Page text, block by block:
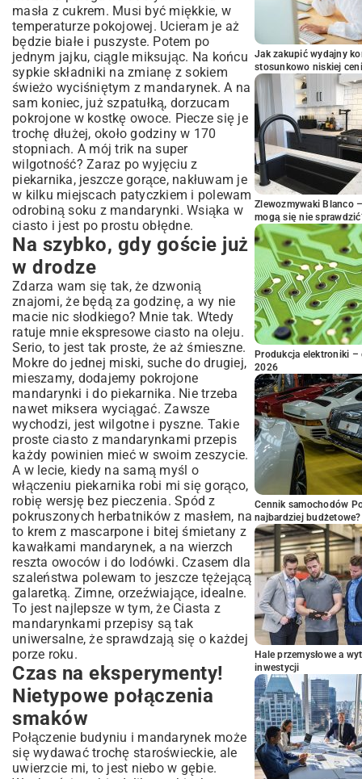
masła z cukrem. Musi być miękkie, w
temperaturze pokojowej. Ucieram je aż
będzie białe i puszyste. Potem po
jednym jajku, ciągle miksując. Na końcu
sypkie składniki na zmianę z sokiem
świeżo wyciśniętym z mandarynek. A na
sam koniec, już szpatułką, dorzucam
pokrojone w kostkę owoce. Piecze się je
trochę dłużej, około godziny w 170
stopniach. A mój trik na super
wilgotność? Zaraz po wyjęciu z
piekarnika, jeszcze gorące, nakłuwam je
w kilku miejscach patyczkiem i polewam
odrobiną soku z mandarynki. Wsiąka w
ciasto i jest po prostu obłędne.
Na szybko, gdy goście już
w drodze
Zdarza wam się tak, że dzwonią
znajomi, że będą za godzinę, a wy nie
macie nic słodkiego? Mnie tak. Wtedy
ratuje mnie ekspresowe ciasto na oleju.
Serio, to jest tak proste, że aż śmieszne.
Mokre do jednej miski, suche do drugiej,
mieszamy, dodajemy pokrojone
mandarynki i do piekarnika. Nie trzeba
nawet miksera wyciągać. Zawsze
wychodzi, jest wilgotne i pyszne. Takie
proste ciasto z mandarynkami przepis
każdy powinien mieć w swoim zeszycie.
A w lecie, kiedy na samą myśl o
włączeniu piekarnika robi mi się gorąco,
robię wersję bez pieczenia. Spód z
pokruszonych herbatników z masłem, na
to krem z mascarpone i bitej śmietany z
kawałkami mandarynek, a na wierzch
reszta owoców i do lodówki. Czasem dla
szaleństwa polewam to jeszcze tężejącą
galaretką. Zimne, orzeźwiające, idealne.
To jest najlepsze w tym, że Ciasta z
mandarynkami przepisy są tak
uniwersalne, że sprawdzają się o każdej
porze roku.
Czas na eksperymenty!
Nietypowe połączenia
smaków
Połączenie budyniu i mandarynek może
się wydawać trochę staroświeckie, ale
uwierzcie mi, to jest niebo w gębie.
Jak zakupić wydajny
stosunkowo niskiej
Zlewozmywaki Blanco
mogą się nie
Produkcja elektroniki –
2026
Cennik samochodów
najbardziej budżetowe?
Hale przemysłowe a
inwestycji